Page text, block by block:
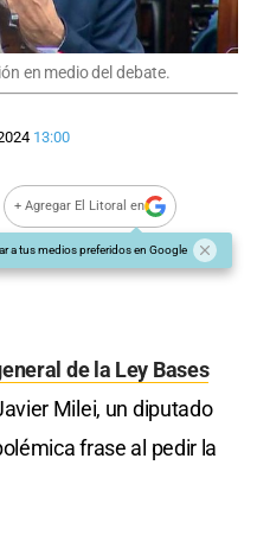
en medio del debate.
13:00
+ Agregar El Litoral en
a tus medios preferidos en Google
de la Ley Bases
Milei, un diputado
frase al pedir la